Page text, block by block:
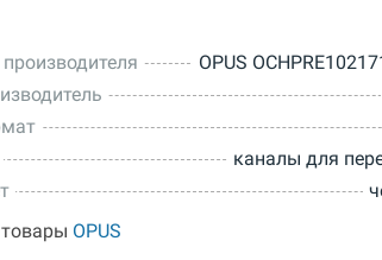
OPUS
каналы для
OPUS